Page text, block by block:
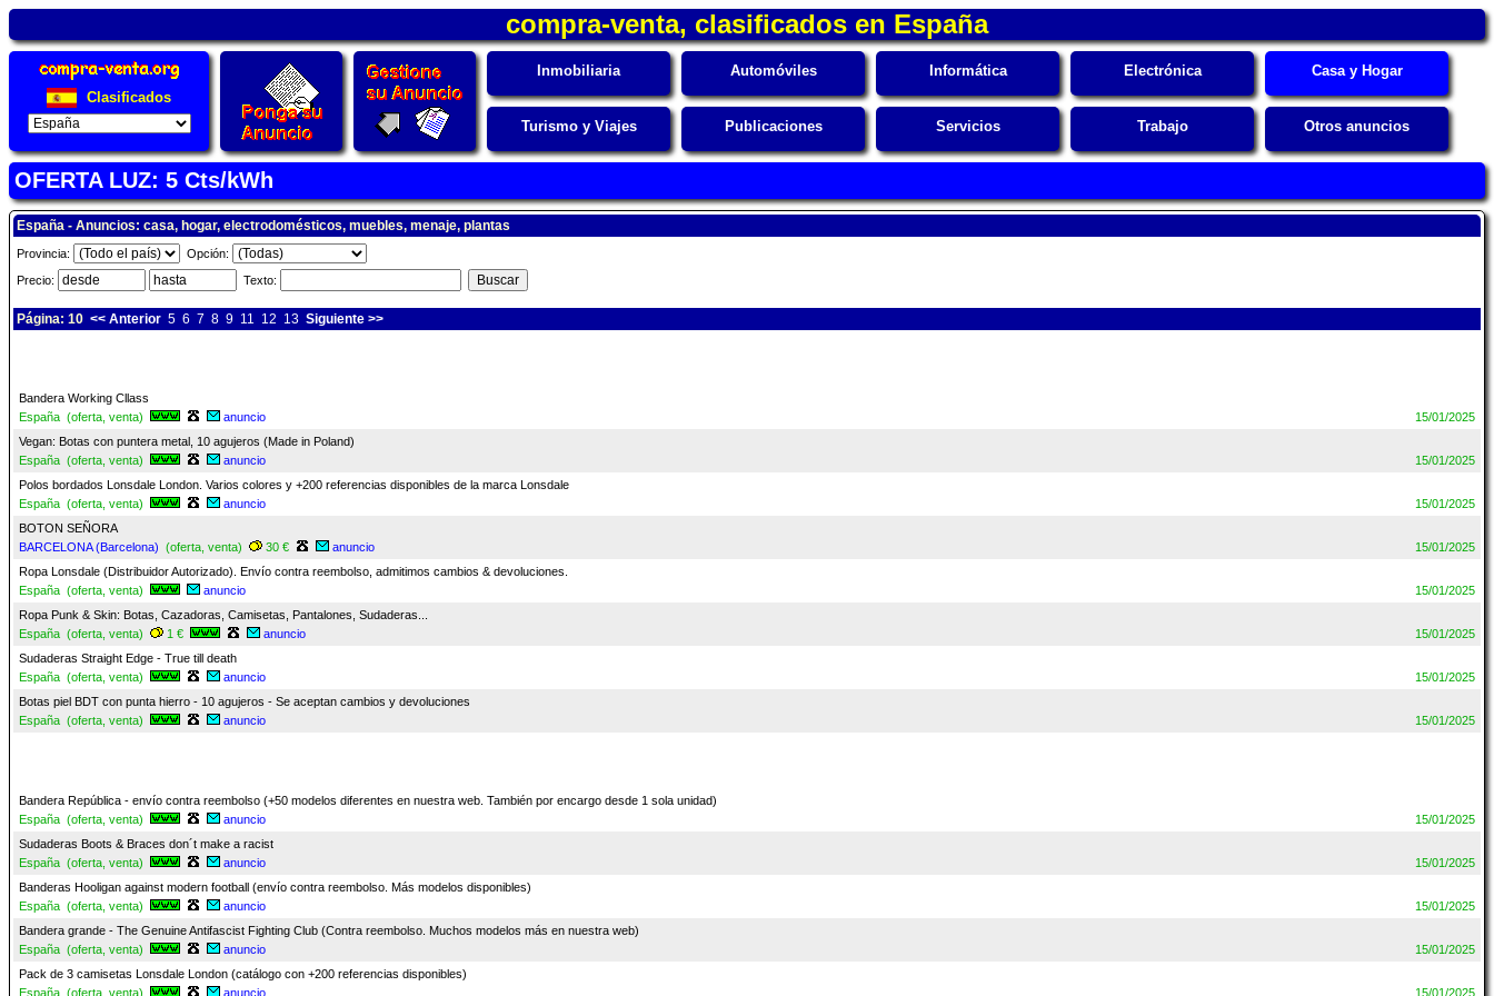
compra-venta, clasificados en España
Clasificados
Inmobiliaria Automóviles Informática Electrónica Casa y Hogar
Turismo y Viajes Publicaciones Servicios Trabajo Otros anuncios
OFERTA LUZ: 5 Cts/kWh
España - Anuncios: casa, hogar, electrodomésticos, muebles, menaje, plantas
Provincia:
Opción:
Precio:
Texto:
Página: 10 << Anterior 5 6 7 8 9 11 12 13 Siguiente >>
Bandera Working Cllass
España (oferta, venta)
anuncio
15/01/2025
Vegan: Botas con puntera metal, 10 agujeros (Made in Poland)
España (oferta, venta)
anuncio
15/01/2025
Polos bordados Lonsdale London. Varios colores y +200 referencias disponibles de la marca Lonsdale
España (oferta, venta)
anuncio
15/01/2025
BOTON SEÑORA
BARCELONA (Barcelona) (oferta, venta) 30 € anuncio
15/01/2025
Ropa Lonsdale (Distribuidor Autorizado). Envío contra reembolso, admitimos cambios & devoluciones.
España (oferta, venta)
anuncio
15/01/2025
Ropa Punk & Skin: Botas, Cazadoras, Camisetas, Pantalones, Sudaderas...
España (oferta, venta)
1 € anuncio
15/01/2025
Sudaderas Straight Edge - True till death
España (oferta, venta)
anuncio
15/01/2025
Botas piel BDT con punta hierro - 10 agujeros - Se aceptan cambios y devoluciones
España (oferta, venta)
anuncio 15/01/2025
Bandera República - envío contra reembolso (+50 modelos diferentes en nuestra web. También por encargo desde 1 sola unidad)
España (oferta, venta)
anuncio
15/01/2025
Sudaderas Boots & Braces don´t make a racist
España (oferta, venta)
anuncio
15/01/2025
Banderas Hooligan against modern football (envío contra reembolso. Más modelos disponibles)
España (oferta, venta)
anuncio
15/01/2025
Bandera grande - The Genuine Antifascist Fighting Club (Contra reembolso. Muchos modelos más en nuestra web)
España (oferta, venta)
anuncio
15/01/2025
Pack de 3 camisetas Lonsdale London (catálogo con +200 referencias disponibles)
España (oferta, venta)
anuncio 15/01/2025